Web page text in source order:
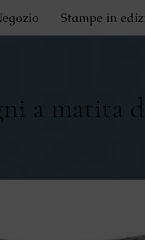
Stampe in
a matita